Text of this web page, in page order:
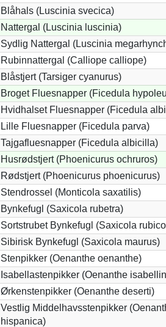
Blåhals (Luscinia svecica)
Nattergal (Luscinia luscinia)
Sydlig Nattergal (Luscinia
Rubinnattergal (Calliope calliope)
Blåstjert (Tarsiger cyanurus)
Broget Fluesnapper (Ficedula
Hvidhalset Fluesnapper (Ficedula
Lille Fluesnapper (Ficedula parva)
Tajgafluesnapper (Ficedula albicilla)
Husrødstjert (Phoenicurus ochruros)
Rødstjert (Phoenicurus phoenicurus)
Stendrossel (Monticola saxatilis)
Bynkefugl (Saxicola rubetra)
Sortstrubet Bynkefugl (Saxicola
Sibirisk Bynkefugl (Saxicola maurus)
Stenpikker (Oenanthe oenanthe)
Isabellastenpikker (Oenanthe
Ørkenstenpikker (Oenanthe deserti)
Vestlig Middelhavsstenpikker
hispanica)